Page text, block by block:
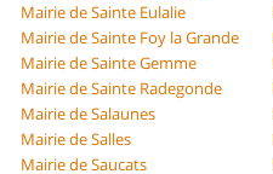
Mairie de Sainte Eulalie
Mairie de Sainte Foy la Grande
Mairie de Sainte Gemme
Mairie de Sainte Radegonde
Mairie de Salaunes
Mairie de Salles
Mairie de Saucats